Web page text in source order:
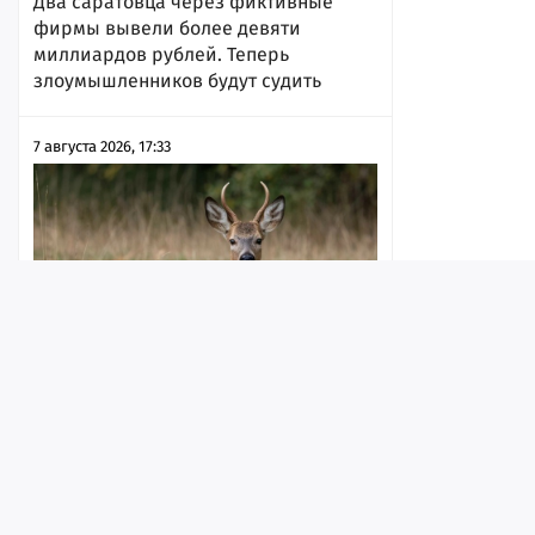
фирмы вывели более девяти
миллиардов рублей. Теперь
злоумышленников будут судить
7 августа 2026, 17:33